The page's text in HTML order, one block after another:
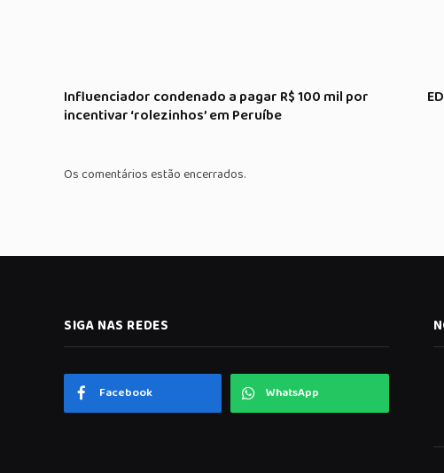
Influenciador condenado a pagar R$ 100 mil por
incentivar ‘rolezinhos’ em Peruíbe
Os comentários estão encerrados.
SIGA NAS REDES
Facebook WhatsApp